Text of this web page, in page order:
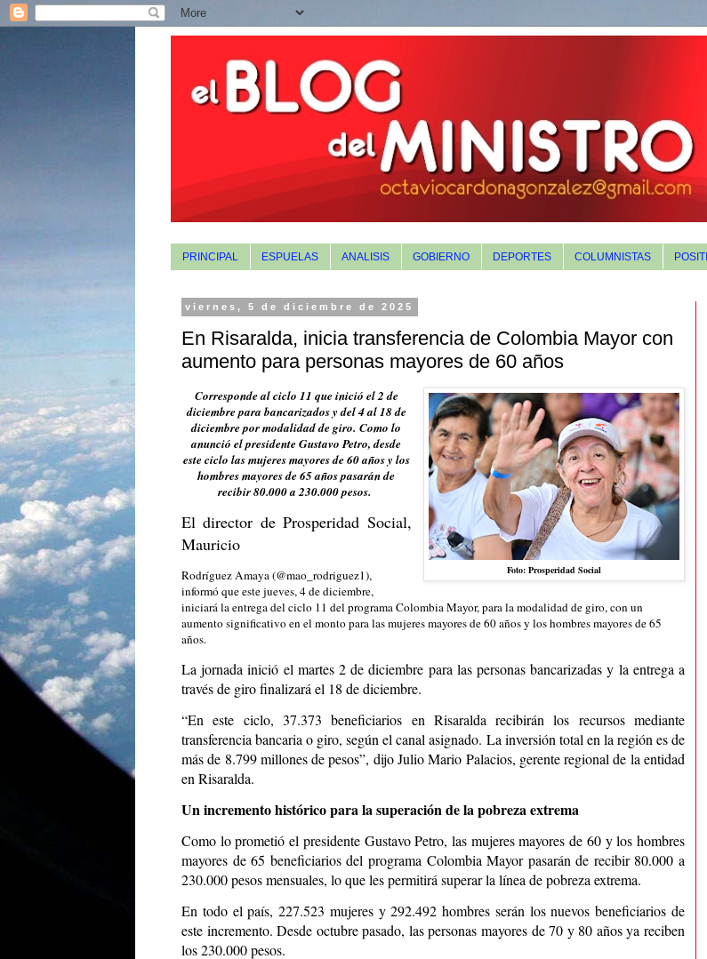
PRINCIPAL ESPUELAS ANALISIS GOBIERNO DEPORTES COLUMNISTAS
viernes, 5 de diciembre de 2025
En Risaralda, inicia transferencia de Colombia Mayor con
aumento para personas mayores de 60 años
Foto: Prosperidad Social
Corresponde al ciclo 11 que inició el 2 de
diciembre para bancarizados y del 4 al 18 de
diciembre por modalidad de giro. Como lo
anunció el presidente Gustavo Petro, desde
este ciclo las mujeres mayores de 60 años y los
hombres mayores de 65 años pasarán de
recibir 80.000 a 230.000 pesos.
El director de Prosperidad Social,
Mauricio
Rodríguez Amaya (@mao_rodriguez1),
informó que este jueves, 4 de diciembre,
iniciará la entrega del ciclo 11 del programa Colombia Mayor, para la modalidad de giro, con un
aumento significativo en el monto para las mujeres mayores de 60 años y los hombres mayores de 65
años.
La jornada inició el martes 2 de diciembre para las personas bancarizadas y la entrega a
través de giro finalizará el 18 de diciembre.
“En este ciclo, 37.373 beneficiarios en Risaralda recibirán los recursos mediante
transferencia bancaria o giro, según el canal asignado. La inversión total en la región es de
más de 8.799 millones de pesos”, dijo Julio Mario Palacios, gerente regional de la entidad
en Risaralda.
Un incremento histórico para la superación de la pobreza extrema
Como lo prometió el presidente Gustavo Petro, las mujeres mayores de 60 y los hombres
mayores de 65 beneficiarios del programa Colombia Mayor pasarán de recibir 80.000 a
230.000 pesos mensuales, lo que les permitirá superar la línea de pobreza extrema.
En todo el país, 227.523 mujeres y 292.492 hombres serán los nuevos beneficiarios de
este incremento. Desde octubre pasado, las personas mayores de 70 y 80 años ya reciben
los 230.000 pesos.